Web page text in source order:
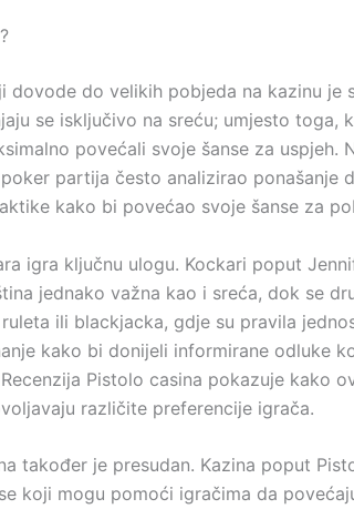
dovode do velikih pobjeda na kazinu je
se isključivo na sreću; umjesto toga,
povećali svoje šanse za uspjeh.
partija često analizirao ponašanje
kako bi povećao svoje šanse za
igra ključnu ulogu. Kockari poput
jednako važna kao i sreća, dok se
ili blackjacka, gdje su pravila
kako bi donijeli informirane odluke
Pistolo casina pokazuje kako
različite preferencije igrača.
također je presudan. Kazina poput
koji mogu pomoći igračima da